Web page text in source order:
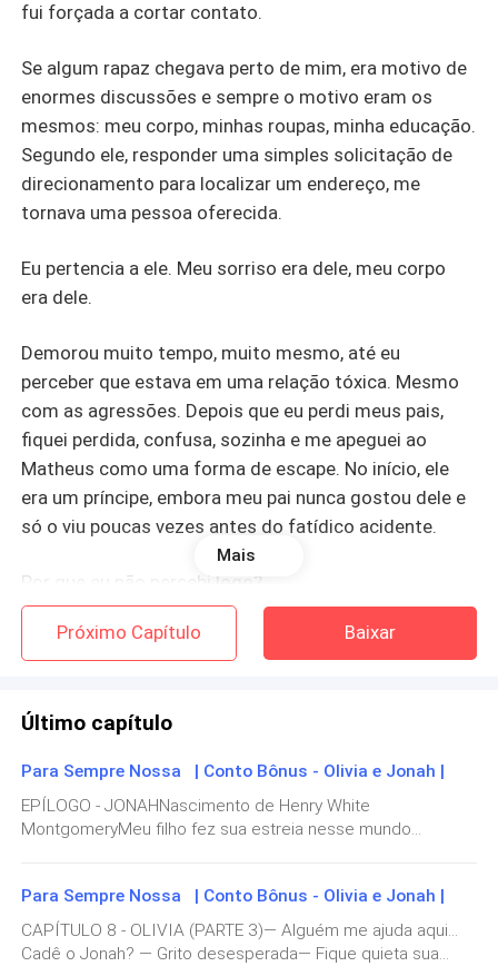
fui forçada a cortar contato.
Se algum rapaz chegava perto de mim, era motivo de
enormes discussões e sempre o motivo eram os
mesmos: meu corpo, minhas roupas, minha educação.
Segundo ele, responder uma simples solicitação de
direcionamento para localizar um endereço, me
tornava uma pessoa oferecida.
Eu pertencia a ele. Meu sorriso era dele, meu corpo
era dele.
Demorou muito tempo, muito mesmo, até eu
perceber que estava em uma relação tóxica. Mesmo
com as agressões. Depois que eu perdi meus pais,
fiquei perdida, confusa, sozinha e me apeguei ao
Matheus como uma forma de escape. No início, ele
era um príncipe, embora meu pai nunca gostou dele e
só o viu poucas vezes antes do fatídico acidente.
Por que eu não percebi logo?
Fui puxada de volta a realidade quando Matheus me
pegou pelos ombros, me sacudindo e gritando a
macho que passa na rua fica te olhando, fica te
perguntando algo, na primeira oportunidade vão te
traçar. Você não percebe que é tudo culpa sua? Você
Estou farto de presenciar esses machos cobiçá-la.
Em seguida, veio o primeiro tapa - de muitos que já
Mais
Próximo Capítulo Baixar
Último capítulo
Para Sempre Nossa | Conto Bônus - Olivia e Jonah |
EPÍLOGO - JONAHNascimento de Henry White
MontgomeryMeu filho fez sua estreia nesse mundo
realmente, desesperadoras 12 horas depois. Foi um
trabalho de parto exaustivo, porém minha mulher não
esmoreceu nenhuma vez e ali, vi que a força feminina é
muito maior do que poderia pensar.Depois de várias
Para Sempre Nossa | Conto Bônus - Olivia e Jonah |
CAPÍTULO 8 - OLIVIA (PARTE 3)— Alguém me ajuda aqui...
Cadê o Jonah? — Grito desesperada— Fique quieta sua